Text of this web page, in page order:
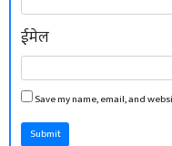
ईमेल
Save my name, email, and
Submit